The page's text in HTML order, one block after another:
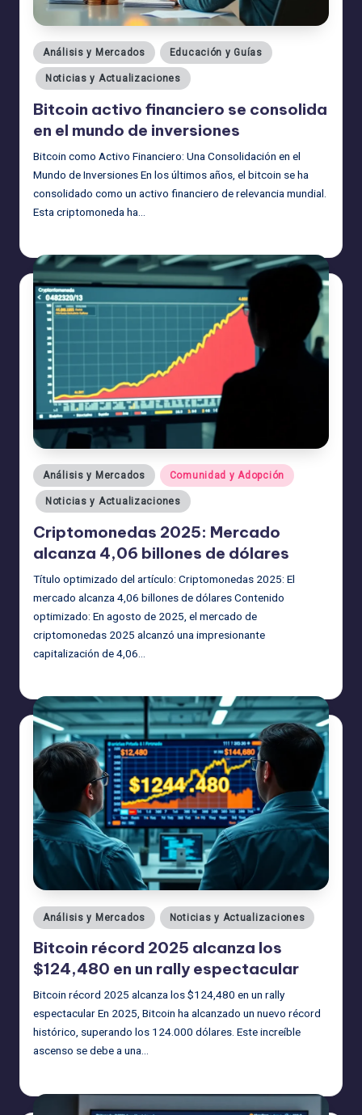
Publicado
en
Análisis y Mercados Educación y Guías
Noticias y Actualizaciones
Bitcoin activo financiero se consolida
en el mundo de inversiones
Bitcoin como Activo Financiero: Una Consolidación en el
Mundo de Inversiones En los últimos años, el bitcoin se ha
consolidado como un activo financiero de relevancia mundial.
Esta criptomoneda ha…
Publicado
en
Análisis y Mercados Comunidad y Adopción
Noticias y Actualizaciones
Criptomonedas 2025: Mercado
alcanza 4,06 billones de dólares
Título optimizado del artículo: Criptomonedas 2025: El
mercado alcanza 4,06 billones de dólares Contenido
optimizado: En agosto de 2025, el mercado de
criptomonedas 2025 alcanzó una impresionante
capitalización de 4,06…
Publicado
en
Análisis y Mercados Noticias y Actualizaciones
Bitcoin récord 2025 alcanza los
$124,480 en un rally espectacular
Bitcoin récord 2025 alcanza los $124,480 en un rally
espectacular En 2025, Bitcoin ha alcanzado un nuevo récord
histórico, superando los 124.000 dólares. Este increíble
ascenso se debe a una…